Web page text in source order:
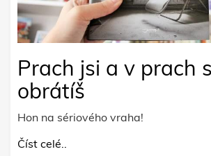
Prach jsi a v prach
obrátíš
Hon na sériového vraha!
Číst celé..